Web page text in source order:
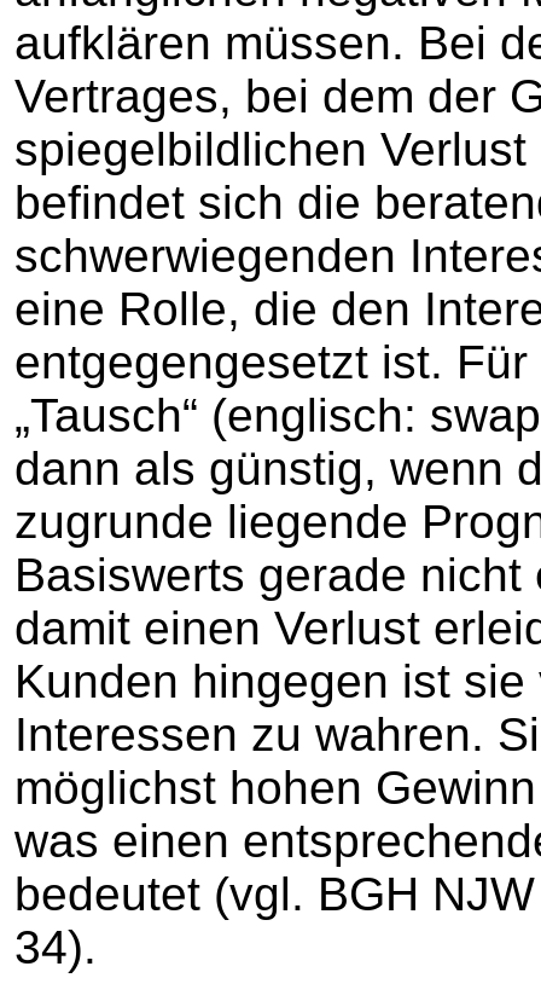
aufklären müssen. Bei
Vertrages, bei dem der
spiegelbildlichen
befindet sich die
schwerwiegenden
eine Rolle, die den
entgegengesetzt ist.
„Tausch“ (englisch:
dann als günstig, wenn
zugrunde liegende
Basiswerts gerade
damit einen Verlust
Kunden hingegen ist
Interessen zu wahren.
möglichst hohen
was einen
bedeutet (vgl. BGH
34).